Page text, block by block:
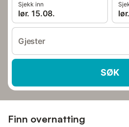
Sjekk inn
lør. 15.08.
Gjester
SØK
Finn overnatting